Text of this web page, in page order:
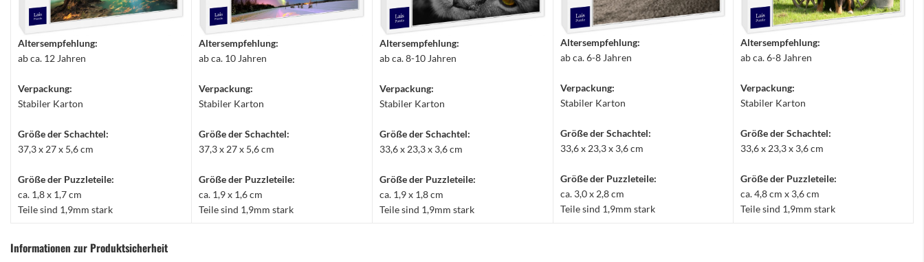
Altersempfehlung:
ab ca. 12 Jahren
Verpackung:
Stabiler Karton
Größe der Schachtel:
37,3 x 27 x 5,6 cm
Größe der Puzzleteile:
ca. 1,8 x 1,7 cm
Teile sind 1,9mm stark
Altersempfehlung:
ab ca. 10 Jahren
Verpackung:
Stabiler Karton
Größe der Schachtel:
37,3 x 27 x 5,6 cm
Größe der Puzzleteile:
ca. 1,9 x 1,6 cm
Teile sind 1,9mm stark
Altersempfehlung:
ab ca. 8-10 Jahren
Verpackung:
Stabiler Karton
Größe der Schachtel:
33,6 x 23,3 x 3,6 cm
Größe der Puzzleteile:
ca. 1,9 x 1,8 cm
Teile sind 1,9mm stark
Altersempfehlung:
ab ca. 6-8 Jahren
Verpackung:
Stabiler Karton
Größe der Schachtel:
33,6 x 23,3 x 3,6 cm
Größe der Puzzleteile:
ca. 3,0 x 2,8 cm
Teile sind 1,9mm stark
Altersempfehlung:
ab ca. 6-8 Jahren
Verpackung:
Stabiler Karton
Größe der Schachtel:
33,6 x 23,3 x 3,6 cm
Größe der Puzzleteile:
ca. 4,8 cm x 3,6 cm
Teile sind 1,9mm stark
Informationen zur Produktsicherheit